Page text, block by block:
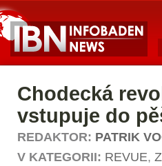
Chodecká
vstupuje do
REDAKTOR: PATRIK
V KATEGORII: REVUE,